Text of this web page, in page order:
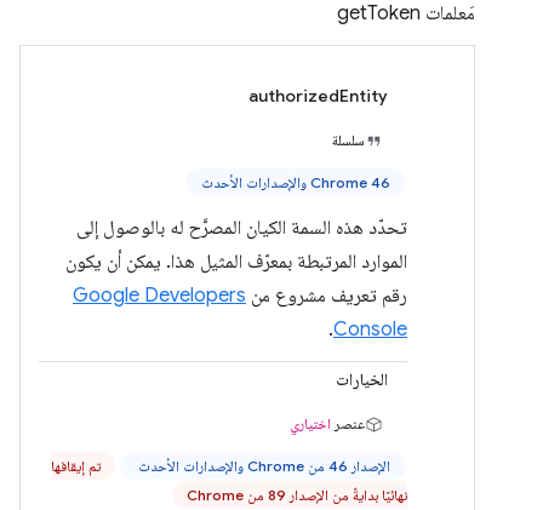
مَعلمات getToken
authorizedEntity
سلسلة
Chrome 46 والإصدارات الأحدث
تحدّد هذه السمة الكيان المصرَّح له بالوصول إلى
الموارد المرتبطة بمعرّف المثيل هذا. يمكن أن يكون
رقم تعريف مشروع من Google Developers
Console
.
الخيارات
عنصر اختياري
الإصدار 46 من Chrome والإصدارات الأحدث
تم إيقافها
نهائيًا بدايةً من الإصدار 89 من Chrome